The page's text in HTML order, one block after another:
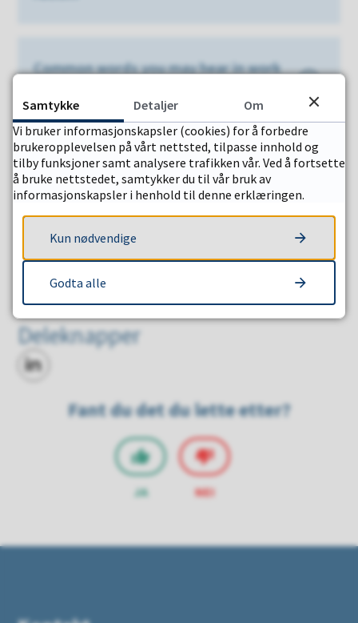
Common words you may hear in work
Other useful links
08.07.2026 13.10
Deleknapper
Fant du det du lette etter?
JA NEI
Samtykke Detaljer
Om
Vi bruker informasjonskapsler (cookies) for å forbedre
brukeropplevelsen på vårt nettsted, tilpasse innhold og
tilby funksjoner samt analysere trafikken vår. Ved å fortsette
å bruke nettstedet, samtykker du til vår bruk av
informasjonskapsler i henhold til denne erklæringen.
Kun nødvendige
Godta alle